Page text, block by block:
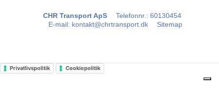
CHR Transport ApS Telefonnr.: 60130454
E-mail: kontakt@chrtransport.dk Sitemap
Privatlivspolitik Cookiepolitik